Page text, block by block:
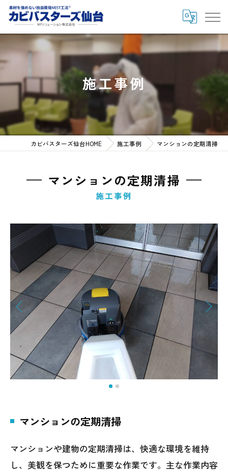
施工事例
カビバスターズ仙台HOME 施工事例 マンションの定期清掃
施工事例
マンションの定期清掃
マンションの定期清掃
マンションや建物の定期清掃は、快適な環境を維持
し、美観を保つために重要な作業です。主な作業内容